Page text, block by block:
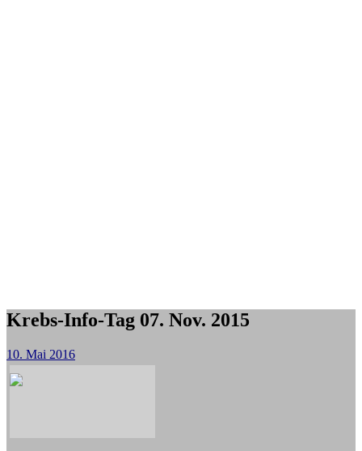
Krebs-Info-Tag 07. Nov. 2015
10. Mai 2016